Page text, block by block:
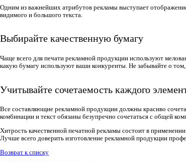
Одним из важнейших атрибутов рекламы выступает
видимого и большого текста.
Выбирайте качественную бумагу
Чаще всего для печати рекламной продукции используют
какую бумагу используют ваши конкуренты. Не забывайте о
Учитывайте сочетаемость каждого
Все составляющие рекламной продукции должны красиво
комбинации и текст обязаны безупречно сочетаться с общей
Хитрость качественной печатной рекламы состоит в
Лучше всего доверить изготовление рекламной продукции
Возврат к списку